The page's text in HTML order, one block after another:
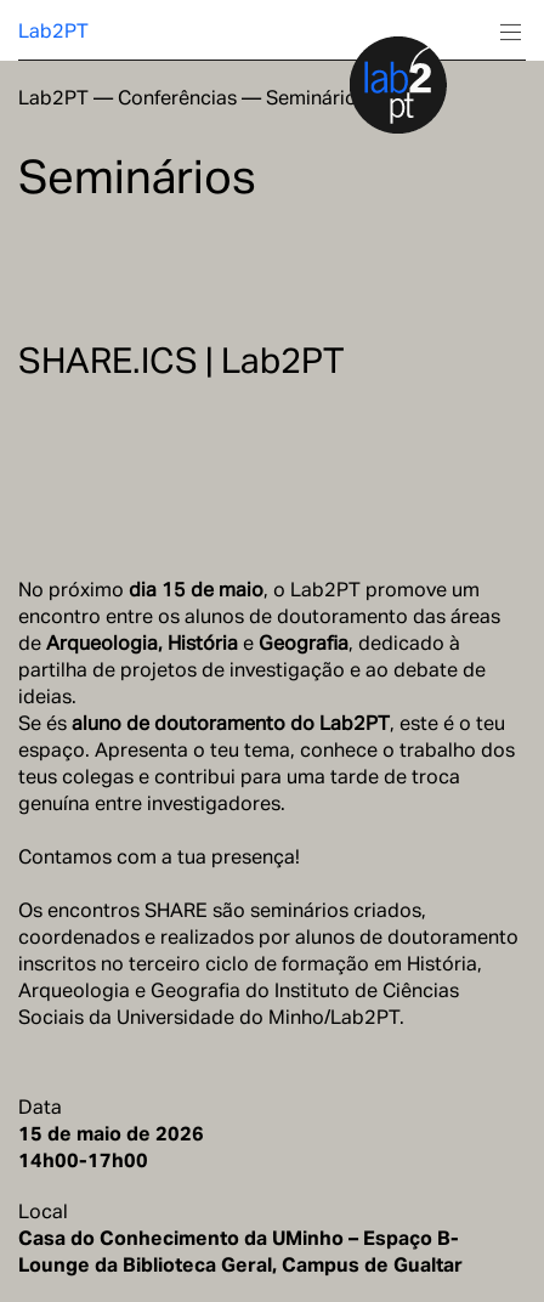
Lab2PT
Investigação
Lab2PT— Conferências—Seminários
Seminários
SHARE.ICS | Lab2PT
No próximo dia 15 de maio, o Lab2PT promove um
encontro entre os alunos de doutoramento das áreas
deArqueologia, Históriae Geografia, dedicado à
partilha de projetos de investigação e ao debate de
ideias.
Se ésaluno de doutoramento do Lab2PT, este é o teu
espaço. Apresenta o teu tema, conhece o trabalho dos
teus colegas e contribui para uma tarde de troca
genuína entre investigadores.
Contamos com a tua presença!
Os encontros SHARE são seminários criados,
coordenados e realizados por alunos de doutoramento
inscritos no terceiro ciclo de formação em História,
Arqueologia e Geografia do Instituto de Ciências
Sociais da Universidade do Minho/Lab2PT.
Data
15 de maio de 2026
14h00-17h00
Local
Casa do Conhecimento da UMinho – Espaço B-
Lounge da Biblioteca Geral, Campus de Gualtar